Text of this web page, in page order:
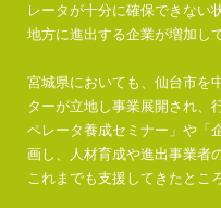
レータが十分に確保できない
地方に進出する企業が増加し
宮城県においても、仙台市を
ターが立地し事業展開され、
ペレータ養成セミナー」や「
画し、人材育成や進出事業者
これまでも支援してきたとこ